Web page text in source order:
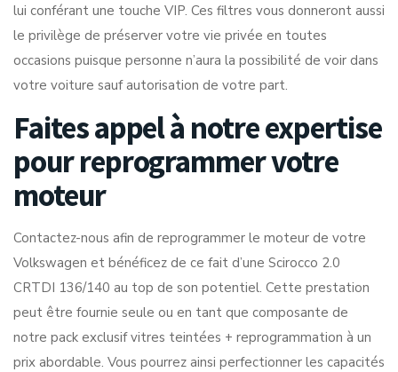
lui conférant une touche VIP. Ces filtres vous donneront aussi
le privilège de préserver votre vie privée en toutes
occasions puisque personne n’aura la possibilité de voir dans
votre voiture sauf autorisation de votre part.
Faites appel à notre expertise
pour reprogrammer votre
moteur
Contactez-nous afin de reprogrammer le moteur de votre
Volkswagen et bénéficez de ce fait d’une Scirocco 2.0
CRTDI 136/140 au top de son potentiel. Cette prestation
peut être fournie seule ou en tant que composante de
notre pack exclusif vitres teintées + reprogrammation à un
prix abordable. Vous pourrez ainsi perfectionner les capacités